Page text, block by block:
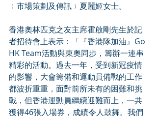
﹙市場策劃及傳訊﹚夏麗姬女士。
香港奧林匹克之友主席霍啟剛先生於記
者招待會上表示：「『香港隊加油』Go
HK Team活動與東奧同步，籌辦一連串
精彩的活動。過去一年，受到新冠疫情
的影響，大會籌備和運動員備戰的工作
都波折重重，面對前所未有的困難和挑
戰，但香港運動員繼續迎難而上，一共
獲得46張入場券，成績令人鼓舞。我們